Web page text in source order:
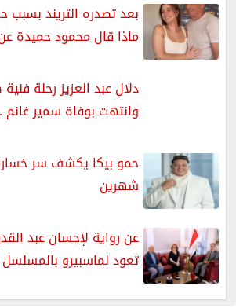
بعد تصدره التريند بسبب
ماذا قال محمود حميدة
دلال عبد العزيز رحلة
وانتهت بوفاة سمير غانم
شهرين
عن رواية لإحسان عبد
تعود لماسبيرو بالمسلسل